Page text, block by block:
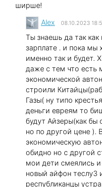
ширше!
Alex 08.10.2023
Ты знаешь да так
зарплате . и пока
именно так и будет.
даже с тем что есть
экономической
строили
Газы( ну типо
деньги евреям то
будут Айзеры(как бы
но по другой цене ).
экономическую
обидно но с другой
мои дети смеялись
новый айфон теслу3
республиканцы